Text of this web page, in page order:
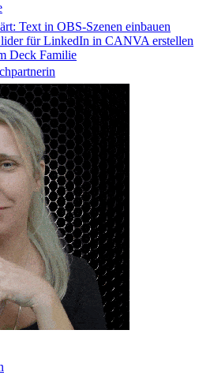
Text in OBS-Szenen einbauen
für LinkedIn in CANVA erstellen
Deck Familie